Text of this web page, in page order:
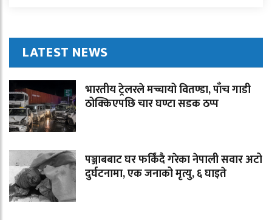
LATEST NEWS
भारतीय ट्रेलरले मच्चायो वितण्डा, पाँच गाडी
ठोक्किएपछि चार घण्टा सडक ठप्प
पञ्जाबबाट घर फर्किंदै गरेका नेपाली सवार अटो
दुर्घटनामा, एक जनाको मृत्यु, ६ घाइते